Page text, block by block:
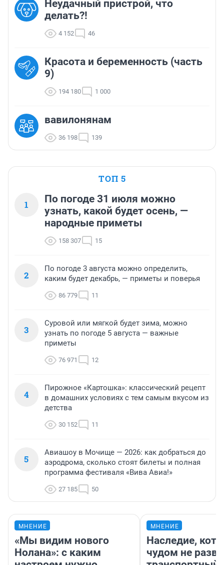
Неудачный пристрой, что
делать?!
4 152 46
Красота и беременность (часть
9)
194 180 1 000
вавилонянам
36 198 139
ТОП 5
1
По погоде 31 июля можно
узнать, какой будет осень, —
народные приметы
158 307 15
2
По погоде 3 августа можно определить,
каким будет декабрь, — приметы и поверья
86 779 11
3
Суровой или мягкой будет зима, можно
узнать по погоде 5 августа — важные
приметы
76 971 12
4
Пирожное «Картошка»: классический рецепт
в домашних условиях с тем самым вкусом из
детства
30 152 11
5
Авиашоу в Мочище — 2026: как добраться до
аэродрома, сколько стоят билеты и полная
программа фестиваля «Вива Авиа!»
27 185 50
МНЕНИЕ
«Мы видим нового
Нолана»: с каким
МНЕНИЕ
Наследие,
чудом не